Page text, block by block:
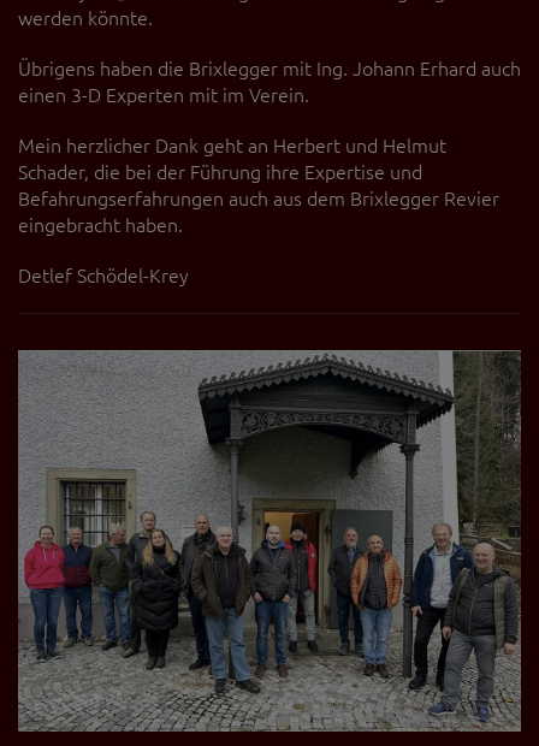
werden könnte.
Übrigens haben die Brixlegger mit Ing. Johann Erhard auch
einen 3-D Experten mit im Verein.
Mein herzlicher Dank geht an Herbert und Helmut
Schader, die bei der Führung ihre Expertise und
Befahrungserfahrungen auch aus dem Brixlegger Revier
eingebracht haben.
Detlef Schödel-Krey